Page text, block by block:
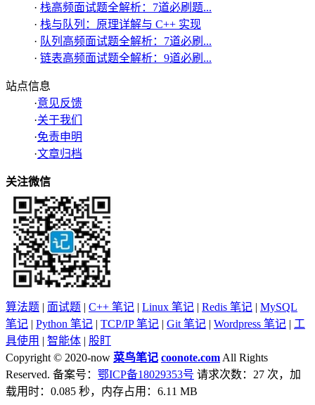
· 栈高频面试题全解析：7道必刷题...
· 栈与队列：原理详解与 C++ 实现
· 队列高频面试题全解析：7道必刷...
· 链表高频面试题全解析：9道必刷...
站点信息
·意见反馈
·关于我们
·免责申明
·文章归档
关注微信
算法题 | 面试题 | C++ 笔记 | Linux 笔记 | Redis 笔记 | MySQL
笔记 | Python 笔记 | TCP/IP 笔记 | Git 笔记 | Wordpress 笔记 | 工
具使用 | 智能体 | 股盯
Copyright © 2020-now 菜鸟笔记 coonote.com All Rights
Reserved. 备案号： 鄂ICP备18029353号 请求次数：27 次，加
载用时：0.085 秒，内存占用：6.11 MB